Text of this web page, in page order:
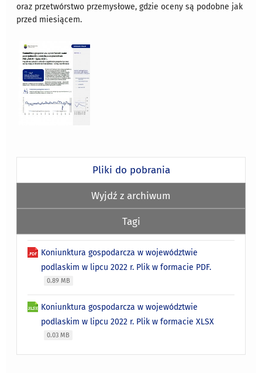
oraz przetwórstwo przemysłowe, gdzie oceny są podobne jak
przed miesiącem.
Pliki do pobrania
Wyjdź z archiwum
Tagi
Koniunktura gospodarcza w województwie
podlaskim w lipcu 2022 r. Plik w formacie PDF.
0.89 MB
Koniunktura gospodarcza w województwie
podlaskim w lipcu 2022 r. Plik w formacie XLSX
0.03 MB